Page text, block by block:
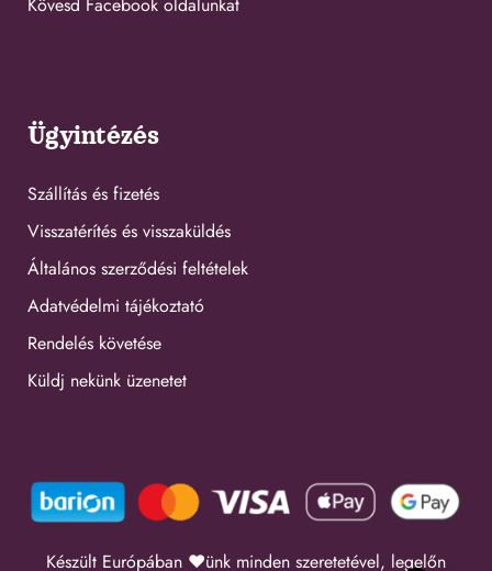
Ügyintézés
Szállítás és fizetés
Visszatérítés és visszaküldés
Általános szerződési feltételek
Adatvédelmi tájékoztató
Rendelés követése
Küldj nekünk üzenetet
Készült Európában ❤️ünk minden szeretetével, legelőn